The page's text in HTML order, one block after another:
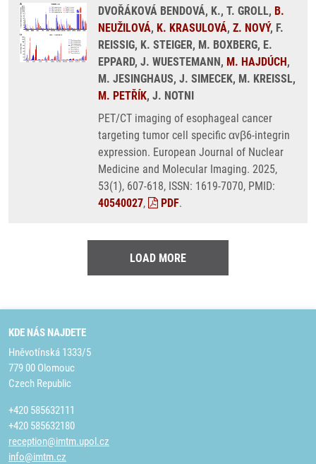
DVOŘÁKOVÁ BENDOVÁ, K., T. GROLL, B.
NEUŽILOVÁ, K. KRASULOVÁ, Z. NOVÝ, F.
REISSIG, K. STEIGER, M. BOXBERG, E.
EPPARD, J. WUESTEMANN, M. HAJDÚCH,
M. JESINGHAUS, J. SIMECEK, M. KREISSL,
M. PETŘÍK, J. NOTNI
PET/CT imaging of esophageal cancer
targeting tumor cell specific αvβ6-integrin
expression. European Journal of Nuclear
Medicine and Molecular Imaging. 2025,
53(1), 607-618, ISSN: 1619-7070, PMID:
40540027, PDF.
LOAD MORE
KDE NÁS NAJDETE
Hněvotínská 1333/5
779 00 Olomouc
Czech Republic
+420 585632111
+420 585632180
reception@imtm.upol.cz
info@imtm.cz